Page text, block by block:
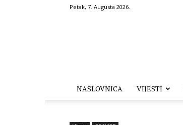
Petak, 7. Augusta 2026.
NASLOVNICA VIJESTI